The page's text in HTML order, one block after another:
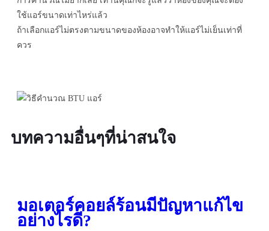
ใช้แอร์ขนาดเท่าไหร่แล้ว
ถ้าเลือกแอร์ไม่ตรงตามขนาดของห้องอาจทำให้แอร์ไม่เย็นเท่าที่
ควร
บทความอื่นๆที่น่าสนใจ
มอเตอร์คอยล์ร้อนมีปัญหาแก้ไข
อย่างไรดี?